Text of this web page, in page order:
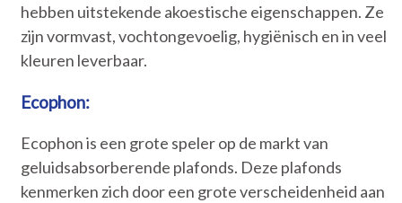
hebben uitstekende akoestische eigenschappen. Ze
zijn vormvast, vochtongevoelig, hygiënisch en in veel
kleuren leverbaar.
Ecophon:
Ecophon is een grote speler op de markt van
geluidsabsorberende plafonds. Deze plafonds
kenmerken zich door een grote verscheidenheid aan